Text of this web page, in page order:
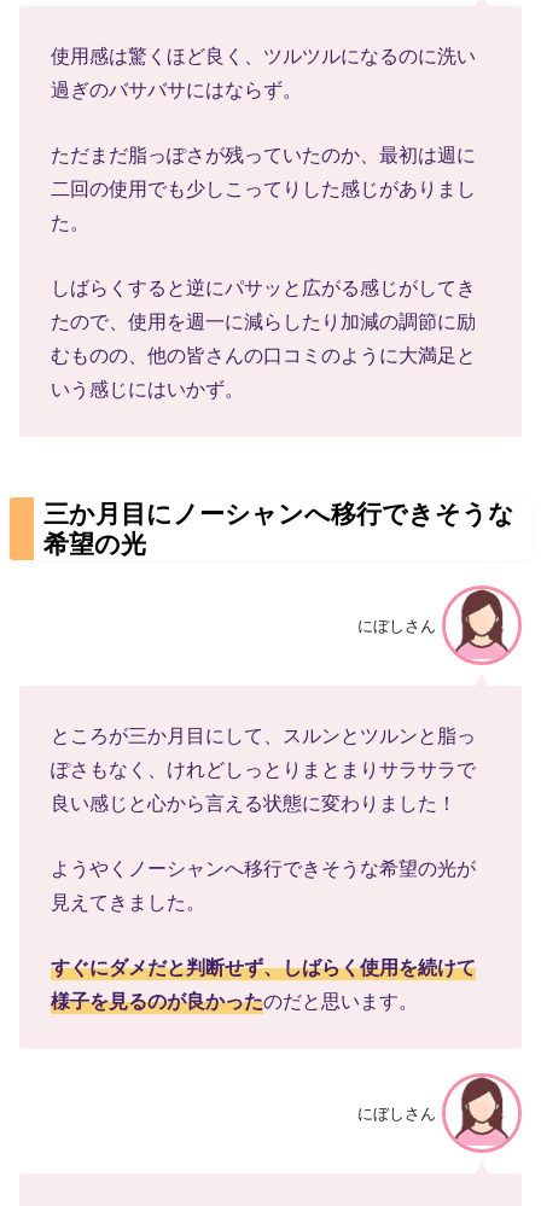
使用感は驚くほど良く、ツルツルになるのに洗い
過ぎのバサバサにはならず。
ただまだ脂っぽさが残っていたのか、最初は週に
二回の使用でも少しこってりした感じがありまし
た。
しばらくすると逆にパサッと広がる感じがしてき
たので、使用を週一に減らしたり加減の調節に励
むものの、他の皆さんの口コミのように大満足と
いう感じにはいかず。
三か月目にノーシャンへ移行できそうな
希望の光
にぼしさん
ところが三か月目にして、スルンとツルンと脂っ
ぽさもなく、けれどしっとりまとまりサラサラで
良い感じと心から言える状態に変わりました！
ようやくノーシャンへ移行できそうな希望の光が
見えてきました。
すぐにダメだと判断せず、しばらく使用を続けて
様子を見るのが良かったのだと思います。
にぼしさん